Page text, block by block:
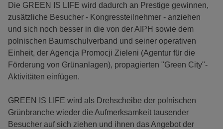
Die GREEN IS LIFE wird dadurch an Prestige gewinnen,
zusätzliche Besucher - Kongressteilnehmer - anziehen
und sich noch besser in die von der AIPH sowie dem
polnischen Baumschulverband und seiner operativen
Einheit, der Agencja Promocji Zieleni (Agentur für die
Förderung von Grünanlagen), propagierten "Green City"-
Aktivitäten einfügen.
GREEN IS LIFE wird als Drehscheibe der polnischen
Grünbranche wieder die Aufmerksamkeit tausender
Besucher auf sich ziehen und ihnen das Angebot der